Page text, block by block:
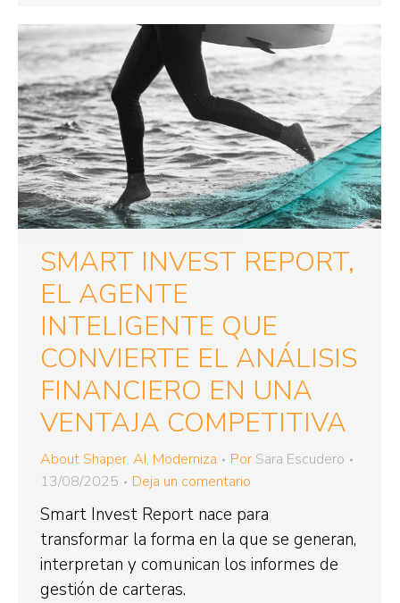
SMART INVEST REPORT,
EL AGENTE
INTELIGENTE QUE
CONVIERTE EL ANÁLISIS
FINANCIERO EN UNA
VENTAJA COMPETITIVA
About Shaper, AI, Moderniza Por Sara Escudero
13/08/2025
Deja un comentario
Smart Invest Report nace para
transformar la forma en la que se generan,
interpretan y comunican los informes de
gestión de carteras.